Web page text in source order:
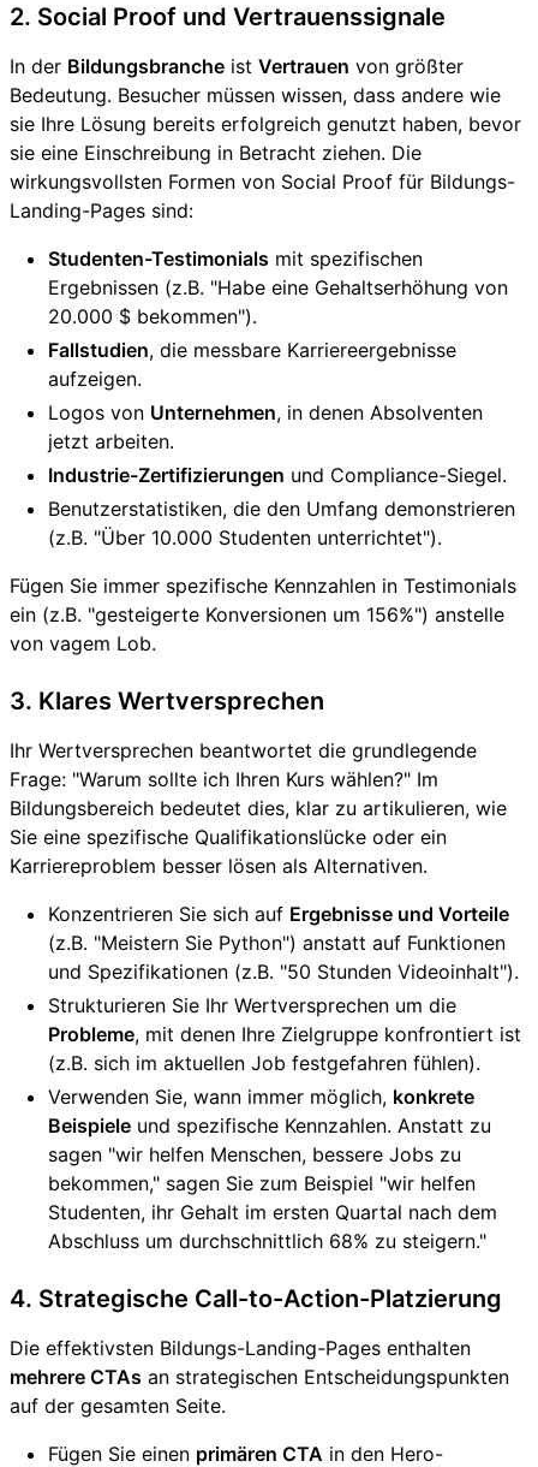
2. Social Proof und Vertrauenssignale
In der Bildungsbranche ist Vertrauen von größter
Bedeutung. Besucher müssen wissen, dass andere wie
sie Ihre Lösung bereits erfolgreich genutzt haben, bevor
sie eine Einschreibung in Betracht ziehen. Die
wirkungsvollsten Formen von Social Proof für Bildungs-
Landing-Pages sind:
Studenten-Testimonials mit spezifischen
Ergebnissen (z.B. "Habe eine Gehaltserhöhung von
20.000 $ bekommen").
Fallstudien, die messbare Karriereergebnisse
aufzeigen.
Logos von Unternehmen, in denen Absolventen
jetzt arbeiten.
Industrie-Zertifizierungen und Compliance-Siegel.
Benutzerstatistiken, die den Umfang demonstrieren
(z.B. "Über 10.000 Studenten unterrichtet").
Fügen Sie immer spezifische Kennzahlen in Testimonials
ein (z.B. "gesteigerte Konversionen um 156%") anstelle
von vagem Lob.
3. Klares Wertversprechen
Ihr Wertversprechen beantwortet die grundlegende
Frage: "Warum sollte ich Ihren Kurs wählen?" Im
Bildungsbereich bedeutet dies, klar zu artikulieren, wie
Sie eine spezifische Qualifikationslücke oder ein
Karriereproblem besser lösen als Alternativen.
Konzentrieren Sie sich auf Ergebnisse und Vorteile
(z.B. "Meistern Sie Python") anstatt auf Funktionen
und Spezifikationen (z.B. "50 Stunden Videoinhalt").
Strukturieren Sie Ihr Wertversprechen um die
Probleme, mit denen Ihre Zielgruppe konfrontiert ist
(z.B. sich im aktuellen Job festgefahren fühlen).
Verwenden Sie, wann immer möglich, konkrete
Beispiele und spezifische Kennzahlen. Anstatt zu
sagen "wir helfen Menschen, bessere Jobs zu
bekommen," sagen Sie zum Beispiel "wir helfen
Studenten, ihr Gehalt im ersten Quartal nach dem
Abschluss um durchschnittlich 68% zu steigern."
4. Strategische Call-to-Action-Platzierung
Die effektivsten Bildungs-Landing-Pages enthalten
mehrere CTAs an strategischen Entscheidungspunkten
auf der gesamten Seite.
Fügen Sie einen primären CTA in den Hero-